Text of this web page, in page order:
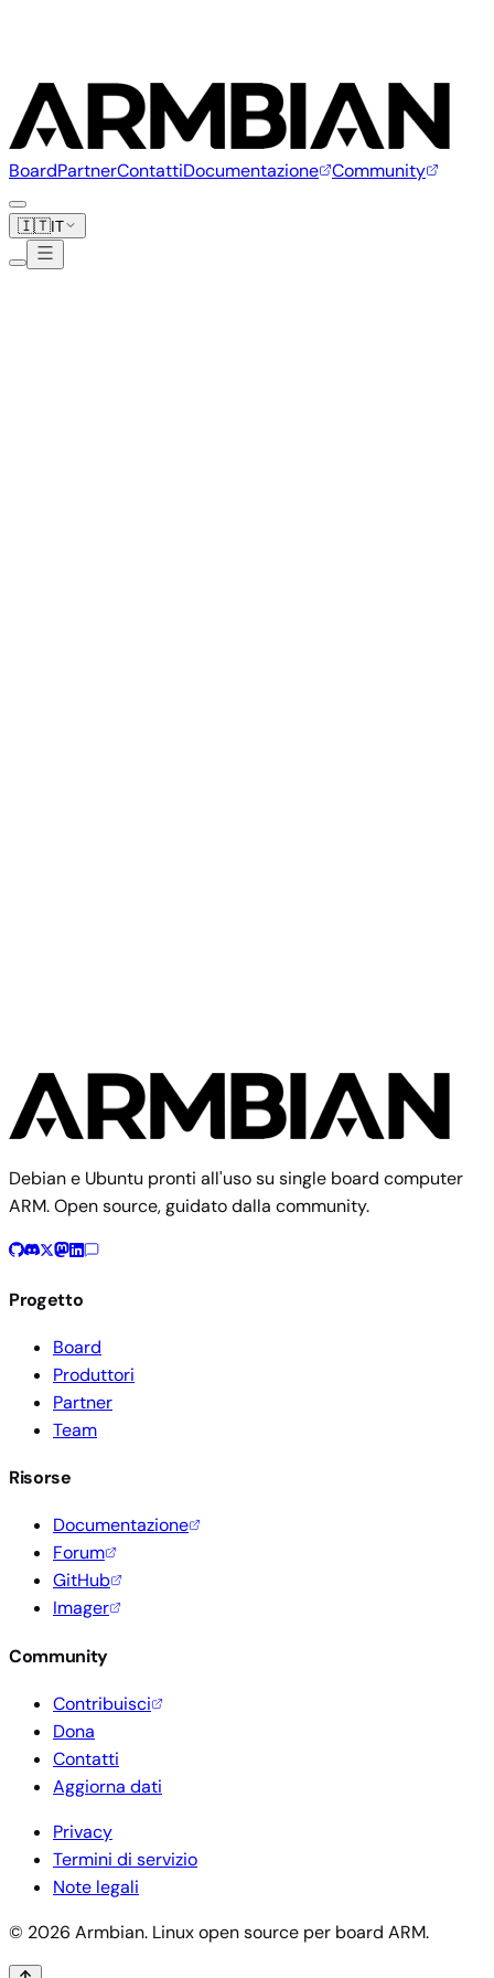
BoardPartnerContattiDocumentazione Community
🇮🇹 IT
Debian e Ubuntu pronti all'uso su single board computer
ARM. Open source, guidato dalla community.
Progetto
Board
Produttori
Partner
Team
Risorse
Documentazione
Forum
GitHub
Imager
Community
Contribuisci
Dona
Contatti
Aggiorna dati
Privacy
Termini di servizio
Note legali
© 2026 Armbian. Linux open source per board ARM.